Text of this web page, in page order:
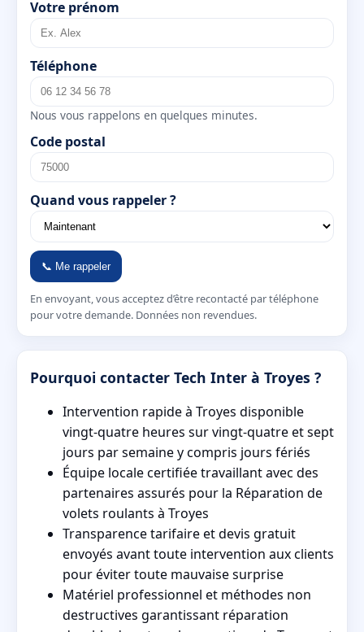
Votre prénom
Téléphone
Nous vous rappelons en quelques minutes.
Code postal
Quand vous rappeler ?
📞 Me rappeler
En envoyant, vous acceptez d’être recontacté par téléphone
pour votre demande. Données non revendues.
Pourquoi contacter Tech Inter à Troyes ?
Intervention rapide à Troyes disponible
vingt-quatre heures sur vingt-quatre et sept
jours par semaine y compris jours fériés
Équipe locale certifiée travaillant avec des
partenaires assurés pour la Réparation de
volets roulants à Troyes
Transparence tarifaire et devis gratuit
envoyés avant toute intervention aux clients
pour éviter toute mauvaise surprise
Matériel professionnel et méthodes non
destructives garantissant réparation